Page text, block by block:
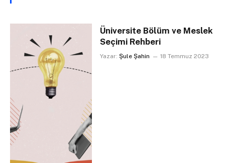
Üniversite Bölüm ve Meslek
Seçimi Rehberi
Yazar: Şule Şahin 18 Temmuz 2023